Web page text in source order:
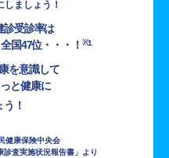
診受診率は
国47位・・・！ ※1
を意識して
う！
健康保険中央会
診査実施状況報告書」より